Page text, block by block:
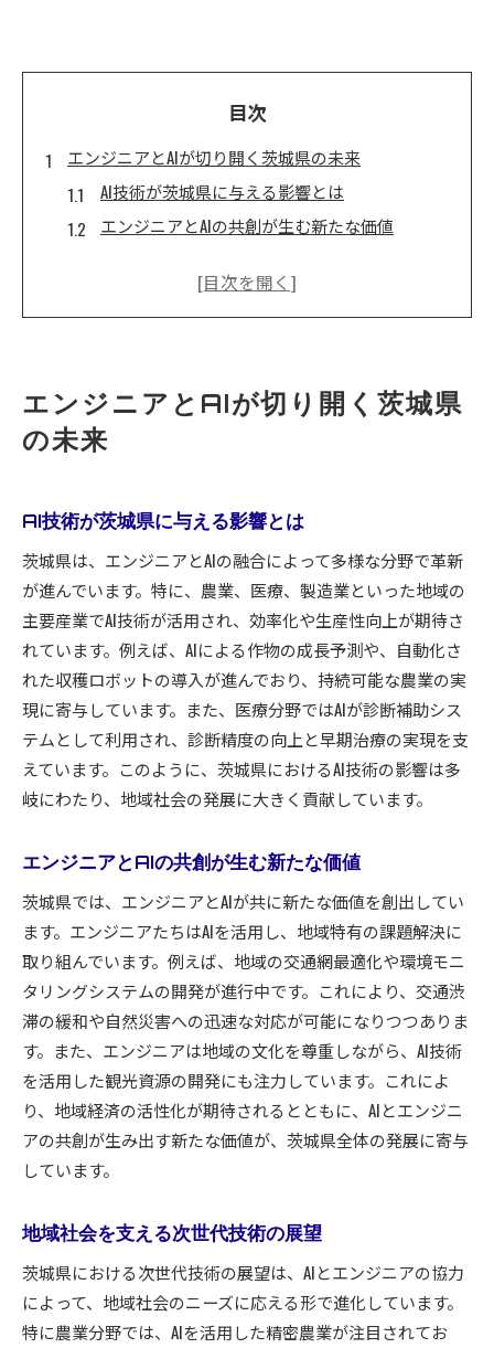
目次
エンジニアとAIが切り開く茨城県の未来
AI技術が茨城県に与える影響とは
エンジニアとAIの共創が生む新たな価値
茨城県におけるAI活用の成功事例
茨城県におけるAI開発の現状とエンジニアの役割
茨城県のAI開発事例の紹介
地域産業を支えるAI技術の進化
茨城県でのAI人材育成の取り組み
AI開発を推進するためのエンジニアの挑戦
AIとエンジニアの協力で実現する地域イノベーショ
ン
地域課題を解決するAI技術の応用
エンジニアが切り開く地域イノベーションの可
能性
AIとエンジニアの協力で生まれる新たなサービ
地域企業とAI技術の融合がもたらす効果
エンジニアが推進する地域活性化の事例
茨城県の未来を担うAIとエンジニアの協力
茨城県の産業を支えるエンジニアの挑戦
地域産業におけるAI活用の最前線
エンジニアが直面する課題とその解決策
茨城県の産業を変革するエンジニアの役割
AI技術がもたらす産業の変革とエンジニアの視
点
地域産業の発展を促すエンジニアの挑戦
エンジニアが推進するAI技術がもたらす地域社会の
変革
AI技術が地域社会に与える影響
エンジニアによる地域社会のデジタル化推進
エンジニアとAIが切り開く茨城県
の未来
AI技術が茨城県に与える影響とは
茨城県は、エンジニアとAIの融合によって多様な分野で革新
が進んでいます。特に、農業、医療、製造業といった地域の
主要産業でAI技術が活用され、効率化や生産性向上が期待さ
れています。例えば、AIによる作物の成長予測や、自動化さ
れた収穫ロボットの導入が進んでおり、持続可能な農業の実
現に寄与しています。また、医療分野ではAIが診断補助シス
テムとして利用され、診断精度の向上と早期治療の実現を支
えています。このように、茨城県におけるAI技術の影響は多
岐にわたり、地域社会の発展に大きく貢献しています。
エンジニアとAIの共創が生む新たな価値
茨城県では、エンジニアとAIが共に新たな価値を創出してい
ます。エンジニアたちはAIを活用し、地域特有の課題解決に
取り組んでいます。例えば、地域の交通網最適化や環境モニ
タリングシステムの開発が進行中です。これにより、交通渋
滞の緩和や自然災害への迅速な対応が可能になりつつありま
す。また、エンジニアは地域の文化を尊重しながら、AI技術
を活用した観光資源の開発にも注力しています。これによ
り、地域経済の活性化が期待されるとともに、AIとエンジニ
アの共創が生み出す新たな価値が、茨城県全体の発展に寄与
しています。
地域社会を支える次世代技術の展望
茨城県における次世代技術の展望は、AIとエンジニアの協力
によって、地域社会のニーズに応える形で進化しています。
特に農業分野では、AIを活用した精密農業が注目されてお